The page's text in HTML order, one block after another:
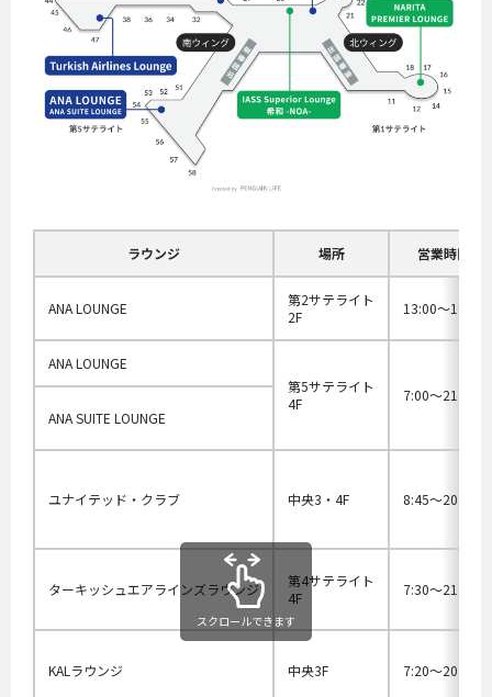
ラウンジ 場所 営業時間
ANA LOUNGE
第2サテライト
2F
13:00～19:10
ANA LOUNGE
第5サテライト
4F
7:00～21:30
ANA SUITE LOUNGE
ユナイテッド・クラブ 中央3・4F 8:45〜20:30
ターキッシュエアラインズラウンジ
第4サテライト
4F
7:30〜21:45
KALラウンジ 中央3F 7:20〜20:45
スクロールできます